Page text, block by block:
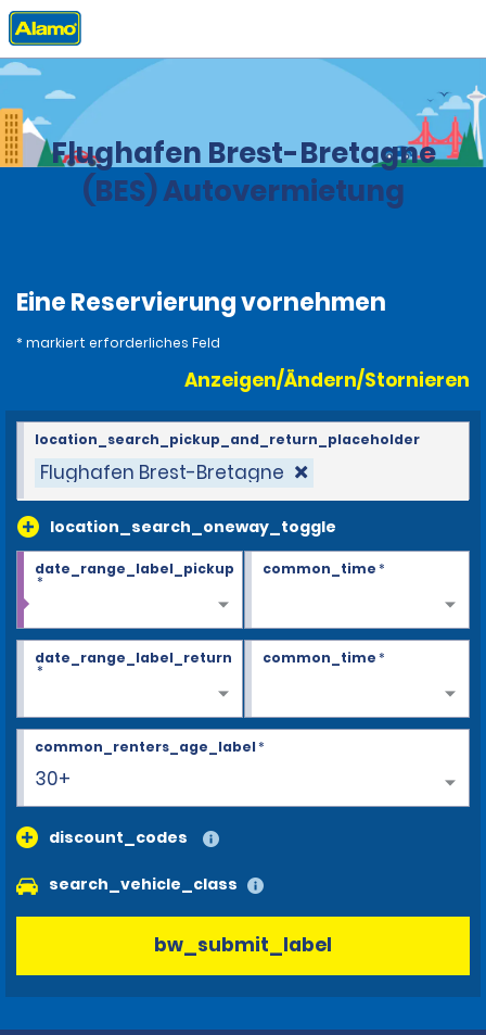
Privat Stationen
Flughafen Brest-Bretagne
(BES) Autovermietung
Eine Reservierung vornehmen
* markiert erforderliches Feld
Anzeigen/Ändern/Stornieren
Flughafen Brest-Bretagne
location_search_oneway_toggle
location_search_pickup_and_return_placeholder
date_range_label_pickup
*
common_time*
date_range_label_return
*
common_time*
30+
common_renters_age_label*
discount_codes
search_vehicle_class
bw_submit_label